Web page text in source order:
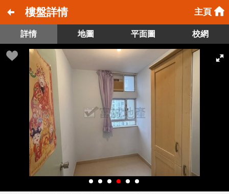
樓盤詳情 主頁
詳情 地圖 平面圖 校網